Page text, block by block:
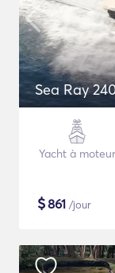
Sea Ray
Yacht à moteur
$861 /jour